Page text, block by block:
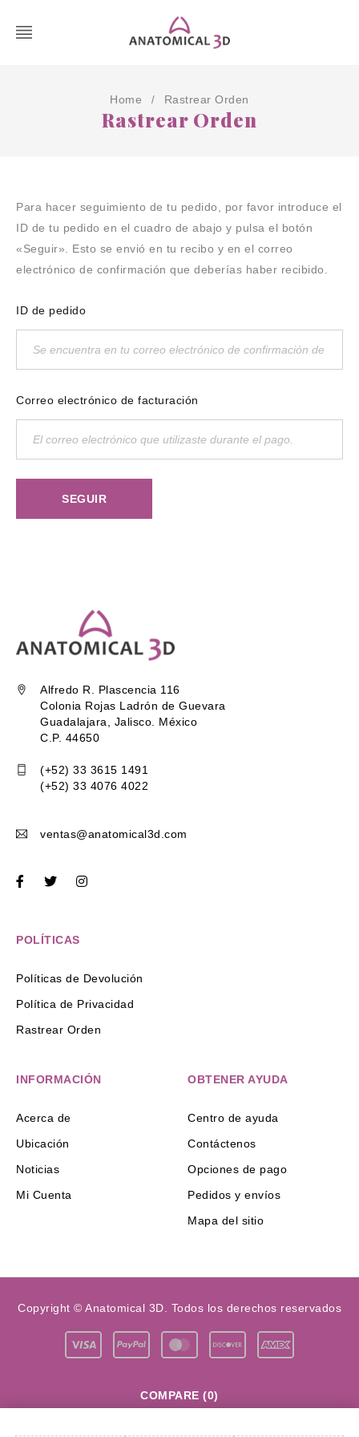
Home / Rastrear Orden
Rastrear Orden
Para hacer seguimiento de tu pedido, por favor introduce el
ID de tu pedido en el cuadro de abajo y pulsa el botón
«Seguir». Esto se envió en tu recibo y en el correo
electrónico de confirmación que deberías haber recibido.
ID de pedido
Correo electrónico de facturación
SEGUIR
Alfredo R. Plascencia 116
Colonia Rojas Ladrón de Guevara
Guadalajara, Jalisco. México
C.P. 44650
(+52) 33 3615 1491
(+52) 33 4076 4022
ventas@anatomical3d.com
POLÍTICAS
Políticas de Devolución
Política de Privacidad
Rastrear Orden
INFORMACIÓN
Acerca de
Ubicación
Noticias
Mi Cuenta
OBTENER AYUDA
Centro de ayuda
Contáctenos
Opciones de pago
Pedidos y envíos
Mapa del sitio
Copyright © Anatomical 3D. Todos los derechos reservados
COMPARE (0)